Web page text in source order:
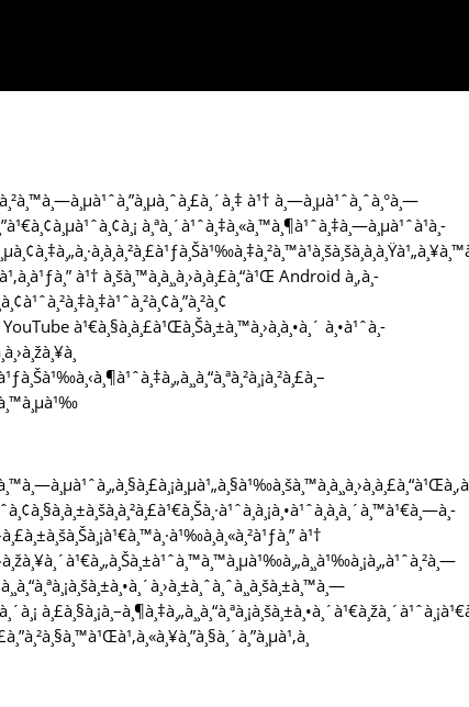
à¹† à¸—à¸µà¹ˆà¸ˆà¸°à¸—
à¸ªà¸´à¹ˆà¸‡à¸«à¸™à¸¶à¹ˆà¸‡à¸—à¸µà¹ˆà¹à¸­
à¹† à¸šà¸™à¸­à¸¸à¸›à¸à¸£à¸“à¹Œ Android à¸‚à¸­
YouTube à¹€à¸§à¸­à¸£à¹Œà¸Šà¸±à¸™à¸›à¸à¸•à¸´ à¸•à¹ˆà¸­
à¹†